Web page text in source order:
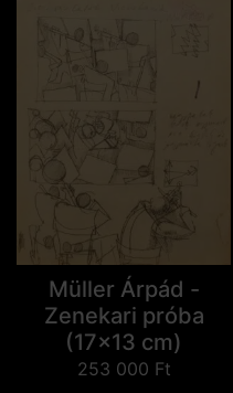
Müller Árpád -
Zenekari próba
(17x13 cm)
253 000 Ft